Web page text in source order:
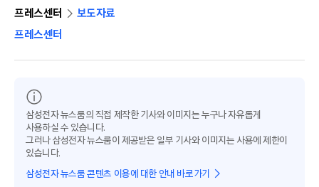
프레스센터
보도자료
프레스센터
삼성전자 뉴스룸의 직접 제작한 기사와 이미지는 누구나 자유롭게
사용하실 수 있습니다.
그러나 삼성전자 뉴스룸이 제공받은 일부 기사와 이미지는 사용에 제한이
있습니다.
삼성전자 뉴스룸 콘텐츠 이용에 대한 안내 바로가기